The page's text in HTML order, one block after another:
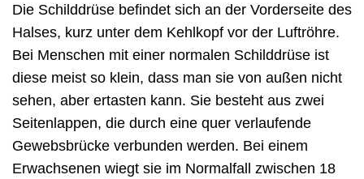
Die Schilddrüse befindet sich an der Vorderseite des
Halses, kurz unter dem Kehlkopf vor der Luftröhre.
Bei Menschen mit einer normalen Schilddrüse ist
diese meist so klein, dass man sie von außen nicht
sehen, aber ertasten kann. Sie besteht aus zwei
Seitenlappen, die durch eine quer verlaufende
Gewebsbrücke verbunden werden. Bei einem
Erwachsenen wiegt sie im Normalfall zwischen 18